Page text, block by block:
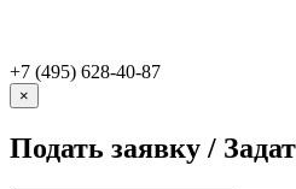
+7 (495) 628-40-87
×
Подать заявку /